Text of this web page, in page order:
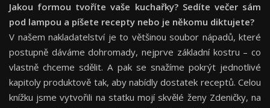
Jakou formou tvoříte vaše kuchařky? Sedíte večer sám
pod lampou a píšete recepty nebo je někomu diktujete?
V našem nakladatelství je to většinou soubor nápadů, které
postupně dáváme dohromady, nejprve základní kostru – co
vlastně chceme sdělit. A pak se snažíme pokrýt jednotlivé
kapitoly produktově tak, aby nabídly dostatek receptů. Celou
knížku jsme vytvořili na statku mojí skvělé ženy Zdeničky, na